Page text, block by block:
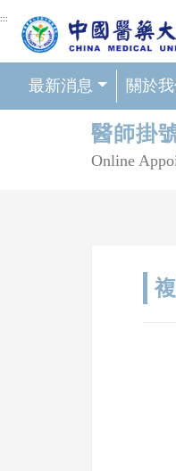
網頁頂端重要消息
:::
最新消息 關於
醫師掛
Online